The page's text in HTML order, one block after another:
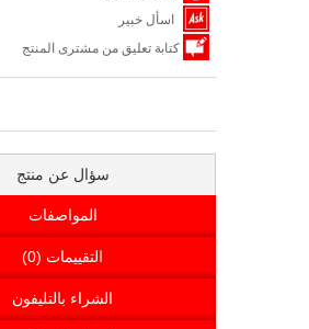
اسأل خبير
كتابة تعليق من مشترى المنتج
سؤال عن منتج
المواصفات
التقييمات (0)
الشراء بالتليفون